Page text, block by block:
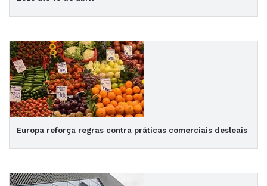
Europa reforça regras contra práticas comerciais desleais